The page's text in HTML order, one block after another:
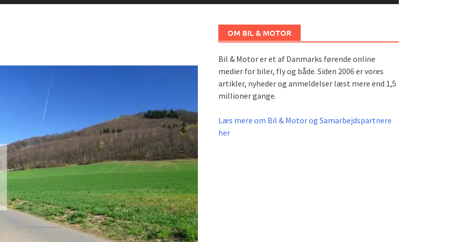
OM BIL & MOTOR
Bil & Motor er et af Danmarks førende online
medier for biler, fly og både. Siden 2006 er vores
artikler, nyheder og anmeldelser læst mere end 1,5
millioner gange.
Læs mere om Bil & Motor og Samarbejdspartnere
her